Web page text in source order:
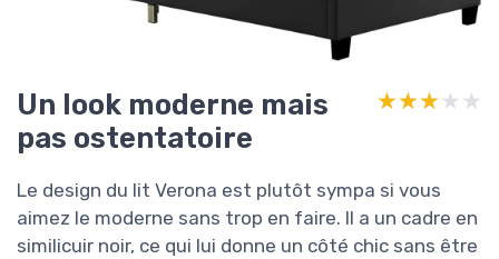
Un look moderne mais
pas ostentatoire
★★★★★
★★★★★
Le design du lit Verona est plutôt sympa si vous
aimez le moderne sans trop en faire. Il a un cadre en
similicuir noir, ce qui lui donne un côté chic sans être